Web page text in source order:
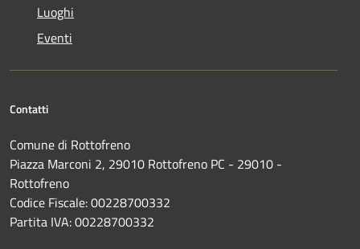
Luoghi
Eventi
Contatti
Comune di Rottofreno
Piazza Marconi 2, 29010 Rottofreno PC - 29010 -
Rottofreno
Codice Fiscale: 00228700332
Partita IVA: 00228700332